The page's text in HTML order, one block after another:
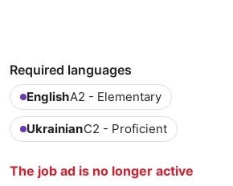
Required languages
EnglishA2 - Elementary
UkrainianC2 - Proficient
The job ad is no longer active